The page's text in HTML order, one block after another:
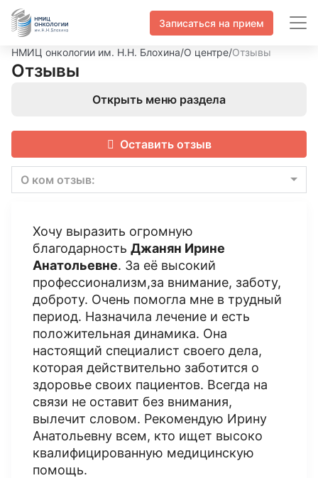
Записаться на прием
НМИЦ онкологии им. Н.Н. Блохина/О центре/Отзывы
Отзывы
Открыть меню раздела
Оставить отзыв
О ком отзыв:
Хочу выразить огромную
благодарность Джанян Ирине
Анатольевне. За её высокий
профессионализм,за внимание, заботу,
доброту. Очень помогла мне в трудный
период. Назначила лечение и есть
положительная динамика. Она
настоящий специалист своего дела,
которая действительно заботится о
здоровье своих пациентов. Всегда на
связи не оставит без внимания,
вылечит словом. Рекомендую Ирину
Анатольевну всем, кто ищет высоко
квалифицированную медицинскую
помощь.